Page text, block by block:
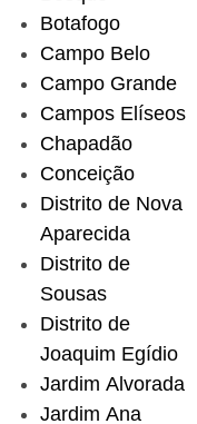
Botafogo
Campo Belo
Campo Grande
Campos Elíseos
Chapadão
Conceição
Distrito de Nova
Aparecida
Distrito de
Sousas
Distrito de
Joaquim Egídio
Jardim Alvorada
Jardim Ana